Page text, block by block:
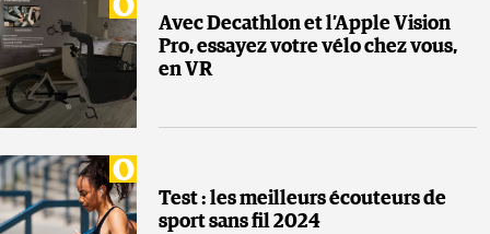
Avec Decathlon et l’Apple Vision
Pro, essayez votre vélo chez vous,
en VR
Test : les meilleurs écouteurs de
sport sans fil 2024